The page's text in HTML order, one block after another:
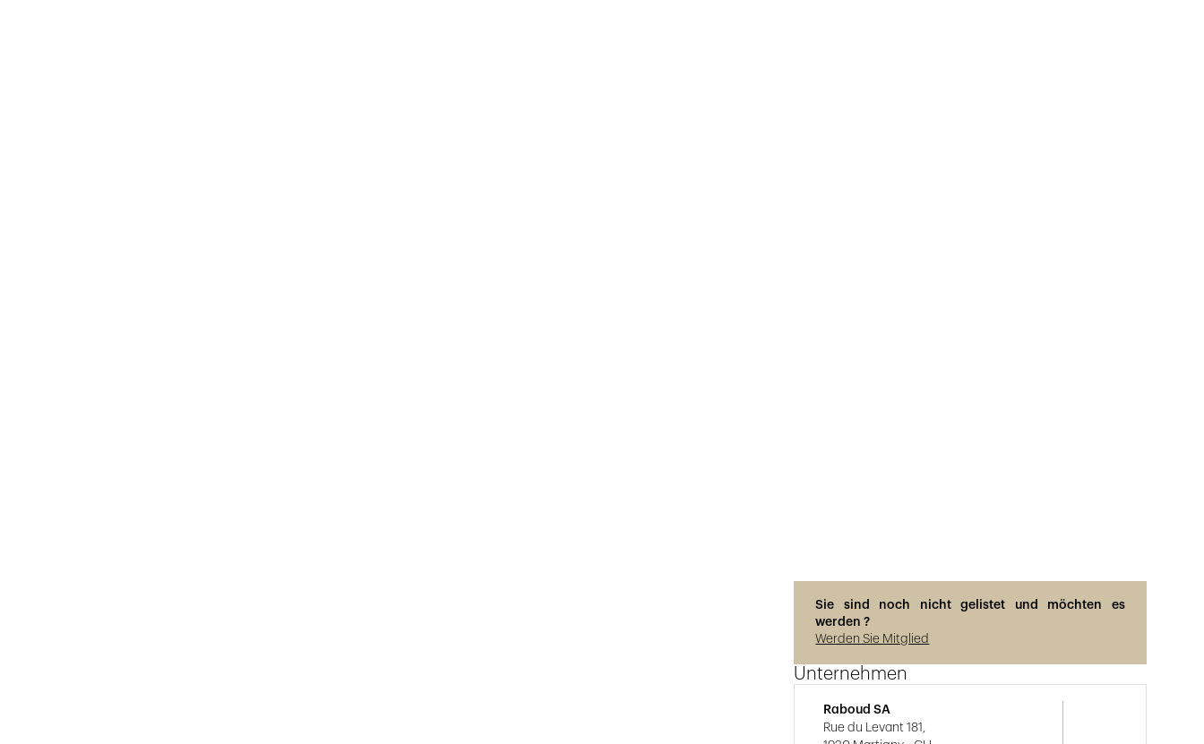
Sie sind noch nicht gelistet und möchten es
werden ?
Werden Sie Mitglied
Unternehmen
Raboud SA
Rue du Levant 181,